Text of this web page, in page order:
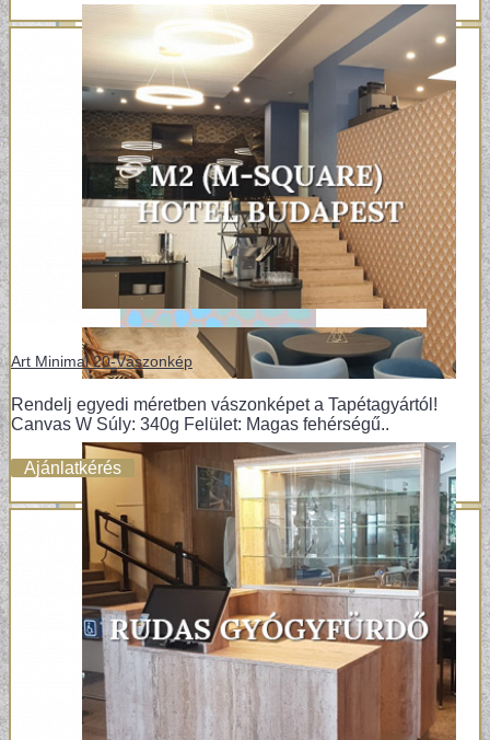
Art Minimal 20-Vászonkép
Rendelj egyedi méretben vászonképet a Tapétagyártól!
Canvas W Súly: 340g Felület: Magas fehérségű..
Ajánlatkérés